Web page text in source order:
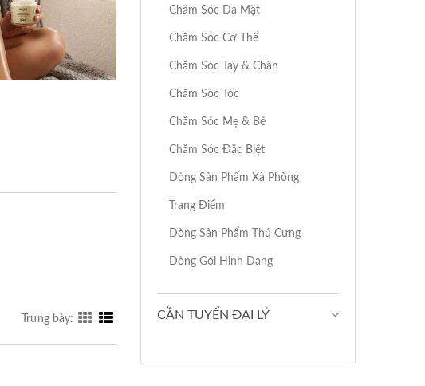
Trưng bày:
Chăm Sóc Da Mặt
Chăm Sóc Cơ Thể
Chăm Sóc Tay & Chân
Chăm Sóc Tóc
Chăm Sóc Mẹ & Bé
Chăm Sóc Đặc Biệt
Dòng Sản Phẩm Xà Phòng
Trang Điểm
Dòng Sản Phẩm Thú Cưng
Dòng Gói Hình Dạng
CẦN TUYỂN ĐẠI LÝ